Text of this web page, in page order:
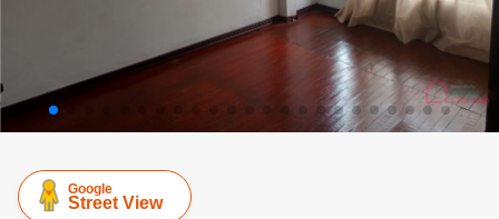
Google
Street View